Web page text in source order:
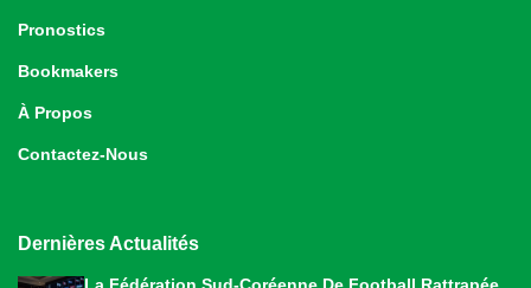
Pronostics
Bookmakers
À Propos
Contactez-Nous
Dernières Actualités